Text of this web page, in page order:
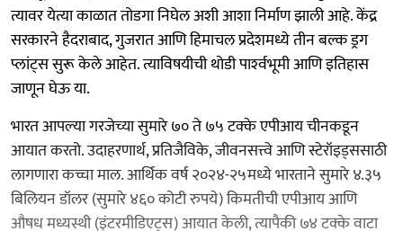
त्यावर येत्या काळात तोडगा निघेल अशी आशा निर्माण झाली आहे. केंद्र
सरकारने हैदराबाद, गुजरात आणि हिमाचल प्रदेशमध्ये तीन बल्क ड्रग
प्लांट्स सुरू केले आहेत. त्याविषयीची थोडी पार्श्‍वभूमी आणि इतिहास
जाणून घेऊ या.
भारत आपल्या गरजेच्या सुमारे ७० ते ७५ टक्के एपीआय चीनकडून
आयात करतो. उदाहरणार्थ, प्रतिजैविके, जीवनसत्त्वे आणि स्टेरॉइड्ससाठी
लागणारा कच्चा माल. आर्थिक वर्ष २०२४-२५मध्ये भारताने सुमारे ४.३५
बिलियन डॉलर (सुमारे ४६० कोटी रुपये) किमतीची एपीआय आणि
औषध मध्यस्थी (इंटरमीडिएट्स) आयात केली, त्यापैकी ७४ टक्के वाटा